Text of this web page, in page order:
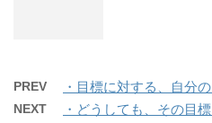
PREV ・目標に対する、自分
NEXT
・どうしても、その目